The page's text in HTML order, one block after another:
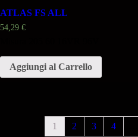
ATLAS FS ALL
54,29 €
Aggiungi al Carrello
1 2 3 4